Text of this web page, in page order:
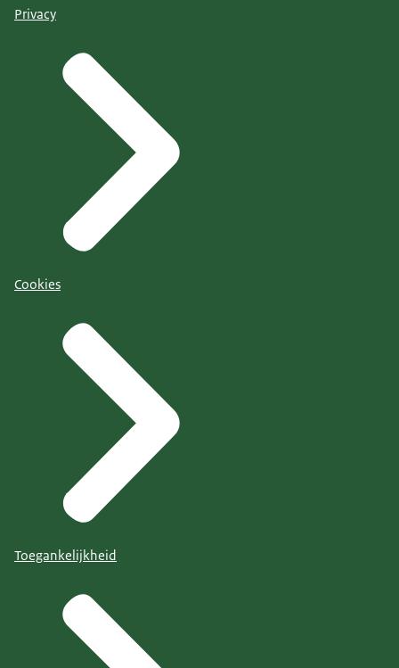
Privacy
Cookies
Toegankelijkheid